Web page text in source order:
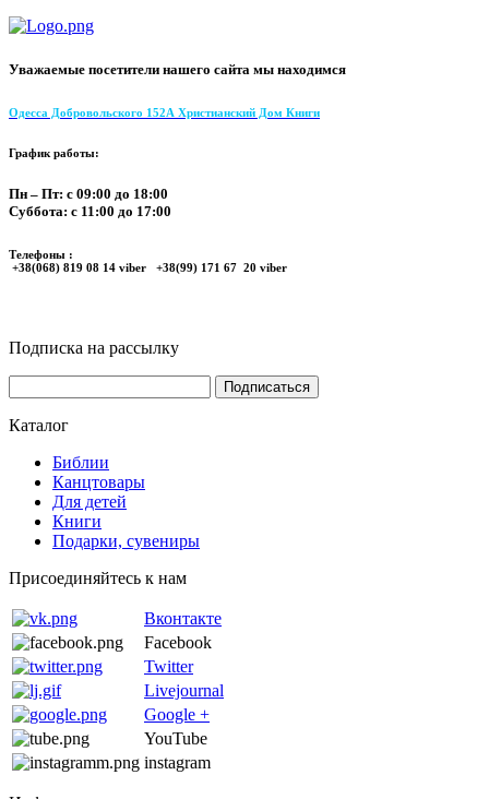
Уважаемые посетители нашего сайта мы находимся
Одесса Добровольского 152А Христианский Дом Книги
График работы:
Пн – Пт: с 09:00 до 18:00
Суббота: с 11:00 до 17:00
Телефоны :
+38(068) 819 08 14 viber +38(99) 171 67 20 viber
Подписка на рассылку
Каталог
Библии
Канцтовары
Для детей
Книги
Подарки, сувениры
Присоединяйтесь к нам
Вконтакте
Facebook
Twitter
Livejournal
Google +
YouTube
instagram